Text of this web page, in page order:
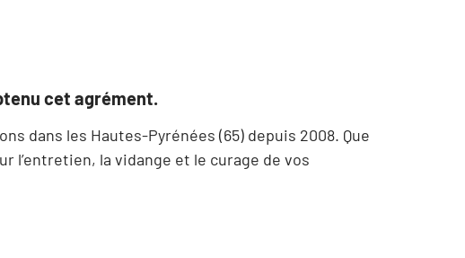
cet agrément.
dans les Hautes-Pyrénées (65) depuis 2008. Que
l’entretien, la vidange et le curage de vos